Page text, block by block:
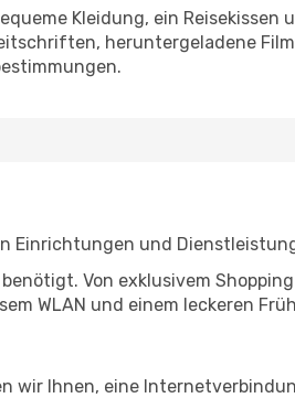
Kleidung, ein Reisekissen
heruntergeladene
Einrichtungen und
Von exklusivem
WLAN und einem leckeren
wir Ihnen, eine